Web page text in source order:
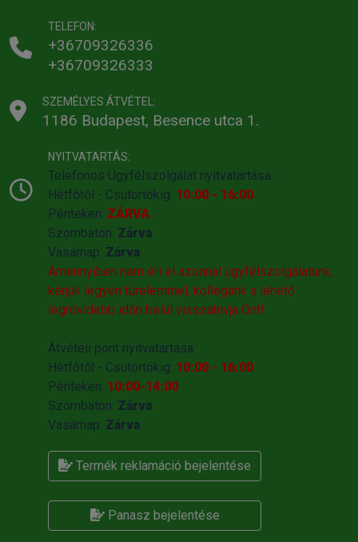
TELEFON:
+36709326336
+36709326333
SZEMÉLYES ÁTVÉTEL:
1186 Budapest, Besence utca 1.
NYITVATARTÁS:
Telefonos Ügyfélszolgálat nyitvatartása:
Hétfőtől - Csütörtökig: 10:00 - 16:00
Pénteken: ZÁRVA
Szombaton: Zárva
Vasárnap: Zárva
Amennyiben nem éri el azonnal ügyfélszolgálatunk,
kérjük legyen türelemmel, kollégánk a lehető
legrövidebb időn belül visszahivja Önt!
Átvételi pont nyitvatartása:
Hétfőtől - Csütörtökig: 10:00 - 16:00
Pénteken: 10:00-14:00
Szombaton: Zárva
Vasárnap: Zárva
Termék reklamáció bejelentése
Panasz bejelentése